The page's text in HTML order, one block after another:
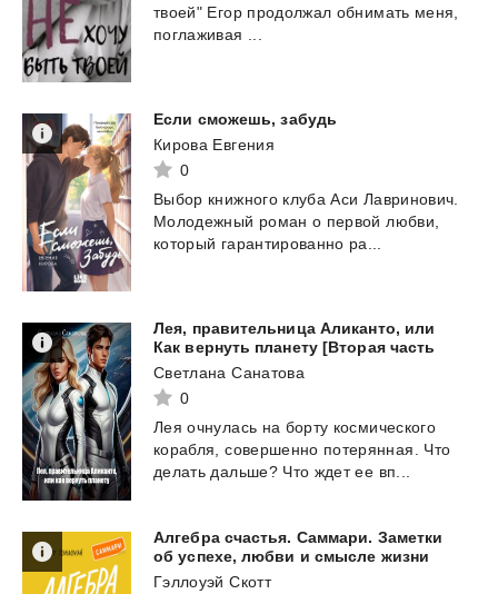
твоей" Егор продолжал обнимать меня,
поглаживая
Если сможешь, забудь
Кирова Евгения
0
Выбор книжного клуба Аси Лавринович.
Молодежный роман о первой любви,
который гарантированно ра...
Лея, правительница Аликанто, или
Как вернуть планету [Вторая часть
Светлана Санатова
0
Лея очнулась на борту космического
корабля,
совершенно потерянная.
Что
делать дальше? Что ждет ее вп...
Алгебра счастья. Саммари. Заметки
об успехе, любви и смысле жизни
Гэллоуэй Скотт